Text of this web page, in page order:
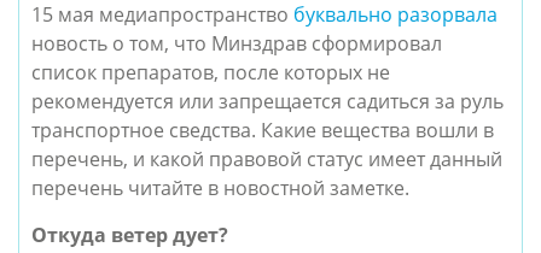
15 мая медиапространство буквально разорвала
новость о том, что Минздрав сформировал
список препаратов, после которых не
рекомендуется или запрещается садиться за руль
транспортное сведства. Какие вещества вошли в
перечень, и какой правовой статус имеет данный
перечень читайте в новостной заметке.
Откуда ветер дует?